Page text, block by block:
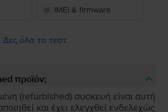
IMEI & firmware
Δες όλα τα τεστ
προϊόν;
(refurbished) συσκευή είναι αυτή
και έχει ελεγχθεί ενδελεχώς